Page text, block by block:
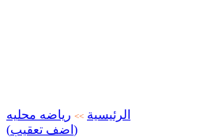
الرئيسية >> رياضه محليه
(اضف تعقيب)